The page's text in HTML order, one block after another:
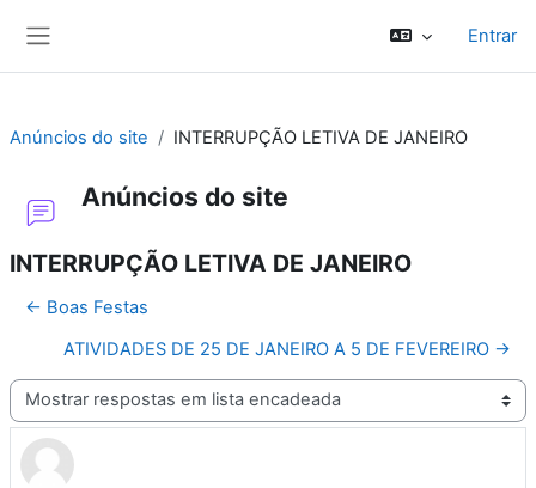
Entrar
Anúncios do site INTERRUPÇÃO LETIVA DE JANEIRO
Anúncios do site
INTERRUPÇÃO LETIVA DE JANEIRO
← Boas Festas
ATIVIDADES DE 25 DE JANEIRO A 5 DE FEVEREIRO →
Modo de visualização